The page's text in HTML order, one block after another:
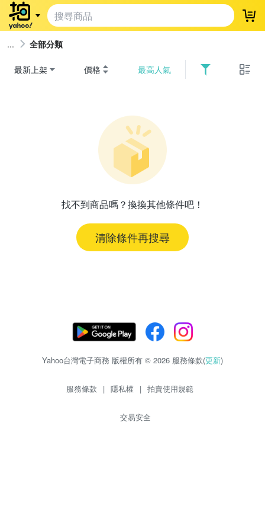
登
全部分類
最新上架 價格 最高人氣
找不到商品嗎？換換其他條件吧！
清除條件再搜尋
Yahoo台灣電子商務 版權所有 © 2026 服務條款(更新)
服務條款 | 隱私權 | 拍賣使用規範
交易安全